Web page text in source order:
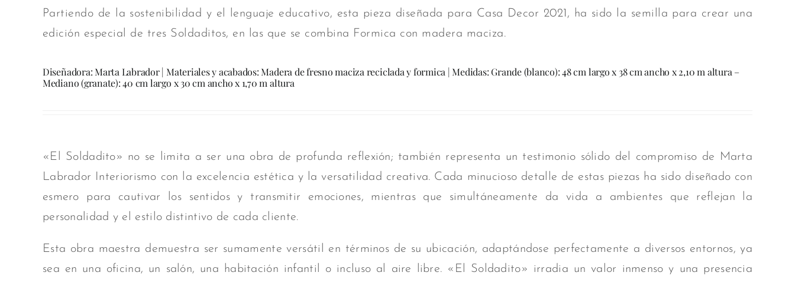
Partiendo de la sostenibilidad y el lenguaje educativo, esta pieza diseñada para Casa Decor 2021, ha sido la semilla para crear una
edición especial de tres Soldaditos, en las que se combina Formica con madera maciza.
Diseñadora: Marta Labrador | Materiales y acabados: Madera de fresno maciza reciclada y formica | Medidas: Grande (blanco): 48 cm largo x 38 cm ancho x 2,10 m altura –
Mediano (granate): 40 cm largo x 30 cm ancho x 1,70 m altura
«El Soldadito» no se limita a ser una obra de profunda reflexión; también representa un testimonio sólido del compromiso de Marta
Labrador Interiorismo con la excelencia estética y la versatilidad creativa. Cada minucioso detalle de estas piezas ha sido diseñado con
esmero para cautivar los sentidos y transmitir emociones, mientras que simultáneamente da vida a ambientes que reflejan la
personalidad y el estilo distintivo de cada cliente.
Esta obra maestra demuestra ser sumamente versátil en términos de su ubicación, adaptándose perfectamente a diversos entornos, ya
sea en una oficina, un salón, una habitación infantil o incluso al aire libre. «El Soldadito» irradia un valor inmenso y una presencia